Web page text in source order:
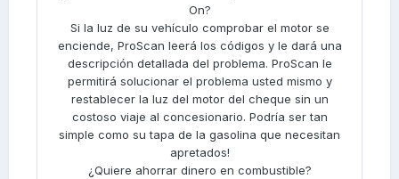
On?
Si la luz de su vehículo comprobar el motor se
enciende, ProScan leerá los códigos y le dará una
descripción detallada del problema. ProScan le
permitirá solucionar el problema usted mismo y
restablecer la luz del motor del cheque sin un
costoso viaje al concesionario. Podría ser tan
simple como su tapa de la gasolina que necesitan
apretados!
¿Quiere ahorrar dinero en combustible?